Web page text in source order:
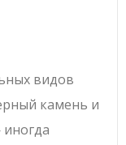
видов
камень и